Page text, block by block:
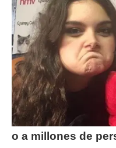
o a millones de